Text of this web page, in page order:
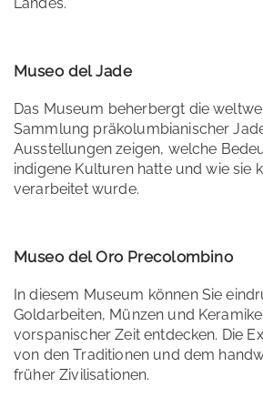
Museo del Jade
Das Museum beherbergt die
Sammlung präkolumbianischer
Ausstellungen zeigen, welche
indigene Kulturen hatte und wie sie
verarbeitet wurde.
Museo del Oro Precolombino
In diesem Museum können Sie
Goldarbeiten, Münzen und
vorspanischer Zeit entdecken. Die
von den Traditionen und dem
früher Zivilisationen.